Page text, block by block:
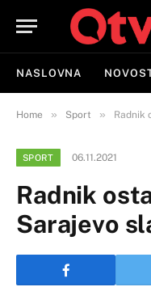
NASLOVNA
Home » Sport » Radnik
SPORT 06.11.2021
Radnik
Sarajevo